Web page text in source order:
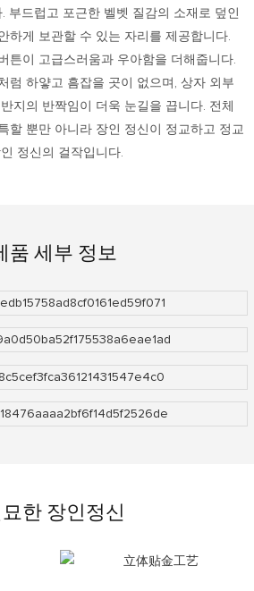
부드럽고 포근한 벨벳 질감의 소재로 덮인
하게 보관할 수 있는 자리를 제공합니다.
튼이 고급스러움과 우아함을 더해줍니다.
럼 하얗고 흠잡을 곳이 없으며, 상자 외부
지의 반짝임이 더욱 눈길을 끕니다. 전체
할 뿐만 아니라 장인 정신이 정교하고 정교
정신의 걸작입니다.
품 세부 정보
한 장인정신